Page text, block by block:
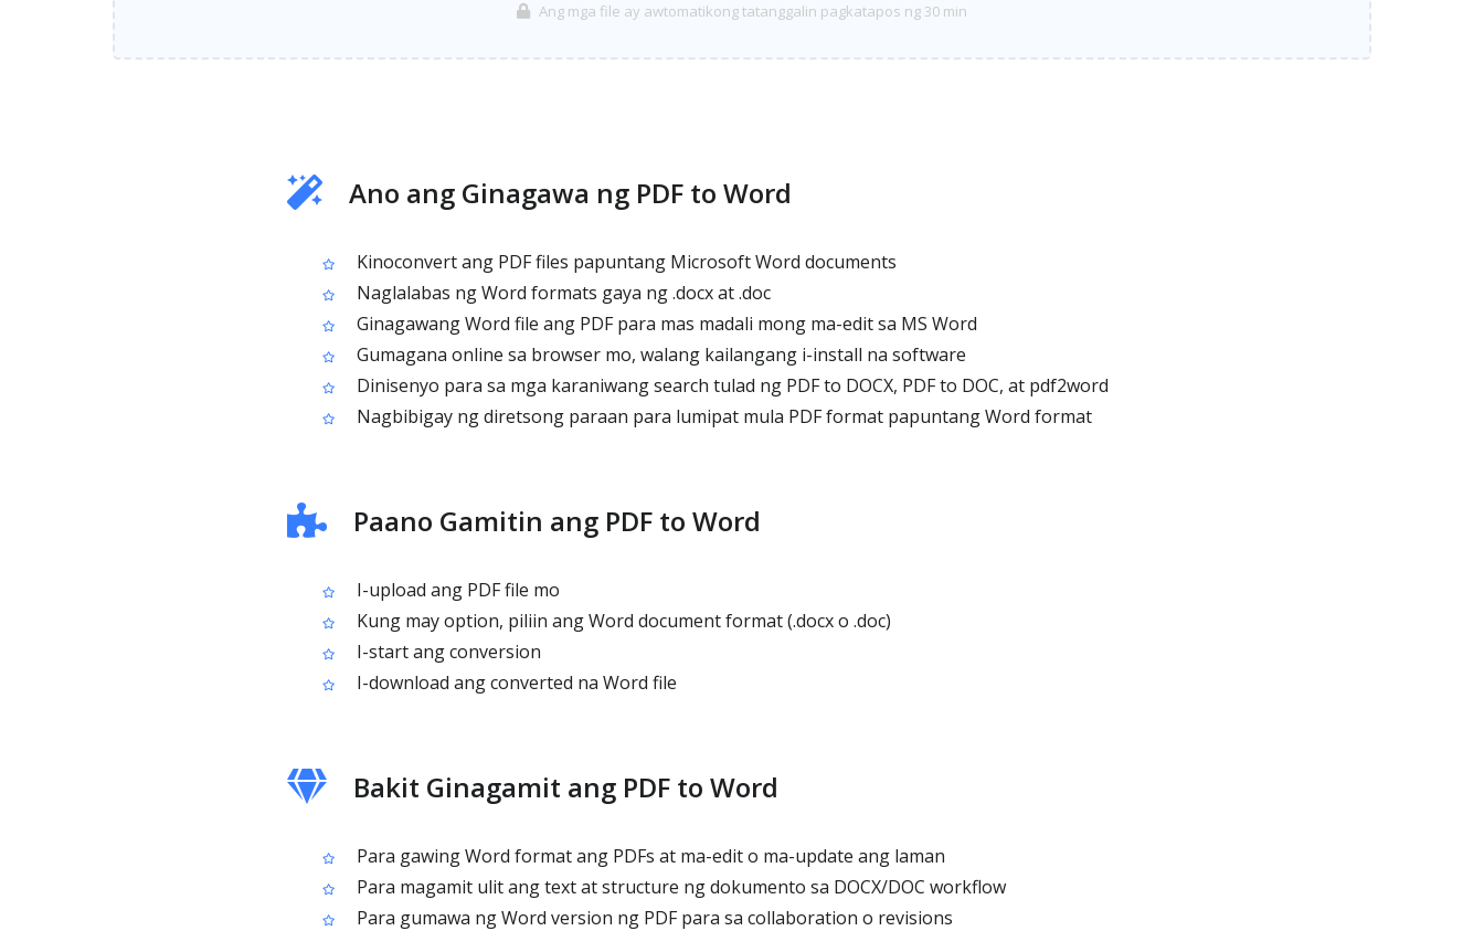
Ang mga file ay awtomatikong tatanggalin pagkatapos ng 30 min
Ano ang Ginagawa ng PDF to Word
Kinoconvert ang PDF files papuntang Microsoft Word documents
Naglalabas ng Word formats gaya ng .docx at .doc
Ginagawang Word file ang PDF para mas madali mong ma-edit sa MS Word
Gumagana online sa browser mo, walang kailangang i-install na software
Dinisenyo para sa mga karaniwang search tulad ng PDF to DOCX, PDF to DOC, at pdf2word
Nagbibigay ng diretsong paraan para lumipat mula PDF format papuntang Word format
Paano Gamitin ang PDF to Word
I-upload ang PDF file mo
Kung may option, piliin ang Word document format (.docx o .doc)
I-start ang conversion
I-download ang converted na Word file
Bakit Ginagamit ang PDF to Word
Para gawing Word format ang PDFs at ma-edit o ma-update ang laman
Para magamit ulit ang text at structure ng dokumento sa DOCX/DOC workflow
Para gumawa ng Word version ng PDF para sa collaboration o revisions